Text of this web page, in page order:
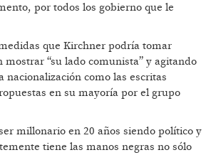
por todos los gobierno que le
que Kirchner podría tomar
“su lado comunista” y agitando
nacionalización como las escritas
en su mayoría por el grupo
millonario en 20 años siendo político y
tiene las manos negras no sólo